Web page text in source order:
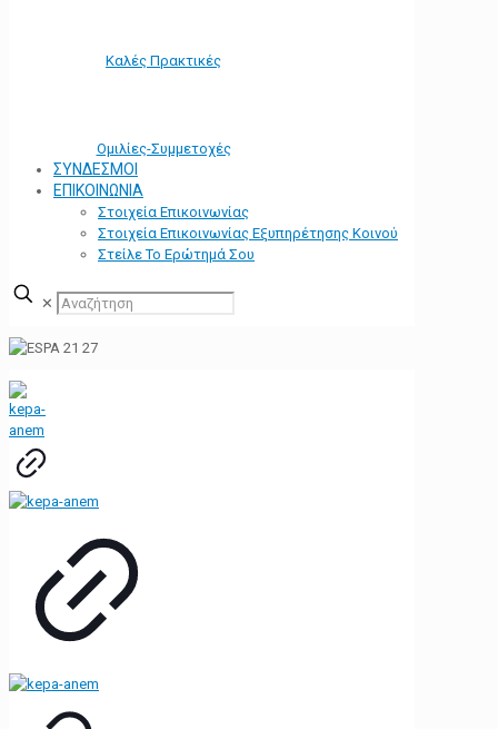
Καλές Πρακτικές
Ομιλίες-Συμμετοχές
ΣΥΝΔΕΣΜΟΙ
ΕΠΙΚΟΙΝΩΝΙΑ
Στοιχεία Επικοινωνίας
Στοιχεία Επικοινωνίας Εξυπηρέτησης Κοινού
Στείλε Το Ερώτημά Σου
✕